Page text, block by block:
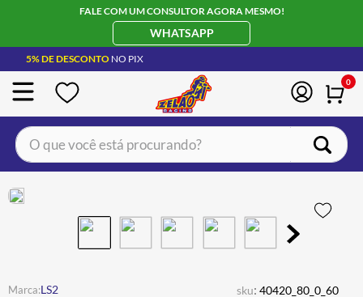
FALE COM UM CONSULTOR AGORA MESMO!
WHATSAPP
5% DE DESCONTO NO PIX
0
O que você está procurando?
LS2 sku: 40420_80_0_60
BOTA
4º ÓCULOS SOLAR